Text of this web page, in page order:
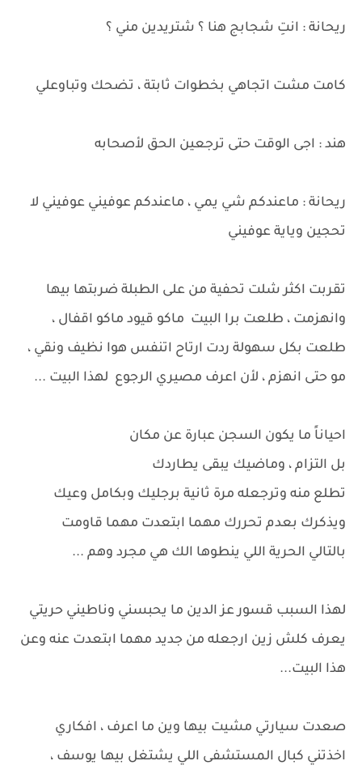
ريحانة : انتِ شجابج هنا ؟ شتريدين مني ؟
كامت مشت اتجاهي بخطوات ثابتة ، تضحك وتباوعلي
هند : اجى الوقت حتى ترجعين الحق لأصحابه
ريحانة : ماعندكم شي يمي ، ماعندكم عوفيني عوفيني لا
تحجين وياية عوفيني
تقربت اكثر شلت تحفية من على الطبلة ضربتها بيها
وانهزمت ، طلعت برا البيت ماكو قيود ماكو اقفال ،
طلعت بكل سهولة ردت ارتاح اتنفس هوا نظيف ونقي ،
مو حتى انهزم ، لأن اعرف مصيري الرجوع لهذا البيت ...
احياناً ما يكون السجن عبارة عن مكان
بل التزام ، وماضيك يبقى يطاردك
تطلع منه وترجعله مرة ثانية برجليك وبكامل وعيك
ويذكرك بعدم تحررك مهما ابتعدت مهما قاومت
بالتالي الحرية اللي ينطوها الك هي مجرد وهم ...
لهذا السبب قسور عز الدين ما يحبسني وناطيني حريتي
يعرف كلش زين ارجعله من جديد مهما ابتعدت عنه وعن
هذا البيت...
صعدت سيارتي مشيت بيها وين ما اعرف ، افكاري
اخذتني كبال المستشفى اللي يشتغل بيها يوسف ،